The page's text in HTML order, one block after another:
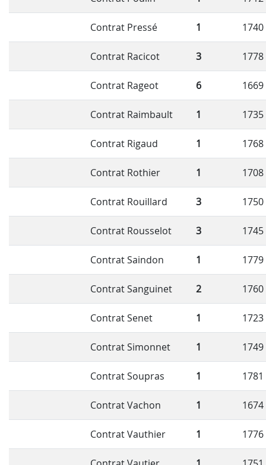
Contrat Pressé 1 1740
Contrat Racicot 3 1778
Contrat Rageot 6 1669
Contrat Raimbault 1 1735
Contrat Rigaud 1 1768
Contrat Rothier 1 1708
Contrat Rouillard 3 1750
Contrat Rousselot 3 1745
Contrat Saindon 1 1779
Contrat Sanguinet 2 1760
Contrat Senet 1 1723
Contrat Simonnet 1 1749
Contrat Soupras 1 1781
Contrat Vachon 1 1674
Contrat Vauthier 1 1776